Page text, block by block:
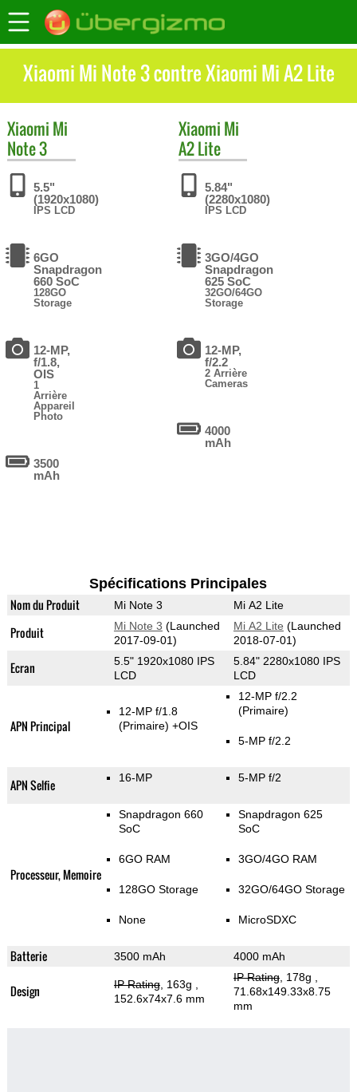
Xiaomi Mi Note 3 contre Xiaomi Mi A2 Lite
Xiaomi Mi
Note 3
5.5"
(1920x1080)
IPS LCD
6GO
Snapdragon
660 SoC
128GO
Storage
12-MP,
f/1.8,
OIS
1
Arrière
Appareil
Photo
3500
mAh
Xiaomi Mi
A2 Lite
5.84"
(2280x1080)
IPS LCD
3GO/4GO
Snapdragon
625 SoC
32GO/64GO
Storage
12-MP,
f/2.2
2 Arrière
Cameras
4000
mAh
Spécifications Principales
Nom du Produit Mi Note 3 Mi A2 Lite
Produit Mi Note 3 (Launched
2017-09-01)
Mi A2 Lite (Launched
2018-07-01)
Ecran
5.5" 1920x1080 IPS
LCD
5.84" 2280x1080 IPS
LCD
APN Principal
12-MP f/1.8
(Primaire) +OIS
12-MP f/2.2
(Primaire)
5-MP f/2.2
APN Selfie 16-MP 5-MP f/2
Processeur, Memoire
Snapdragon 660
SoC
6GO RAM
128GO Storage
None
Snapdragon 625
SoC
3GO/4GO RAM
32GO/64GO Storage
MicroSDXC
Batterie 3500 mAh 4000 mAh
Design IP Rating, 163g
152.6x74x7.6 mm
IP Rating, 178g
71.68x149.33x8.75
mm